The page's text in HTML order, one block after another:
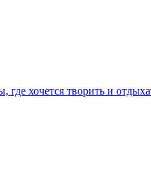
хочется творить и